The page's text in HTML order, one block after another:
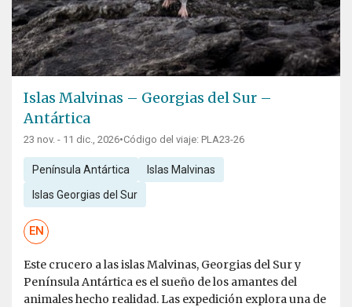
Islas Malvinas – Georgias del Sur –
Antártica
23 nov. - 11 dic., 2026•Código del viaje: PLA23-26
Península Antártica Islas Malvinas
Islas Georgias del Sur
EN
Este crucero a las islas Malvinas, Georgias del Sur y
Península Antártica es el sueño de los amantes del
animales hecho realidad. Las expedición explora una de